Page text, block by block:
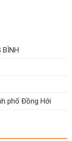
BÌNH
phố Đồng Hới